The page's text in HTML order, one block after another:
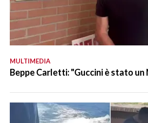
MULTIMEDIA
Beppe Carletti: "Guccini è stato un